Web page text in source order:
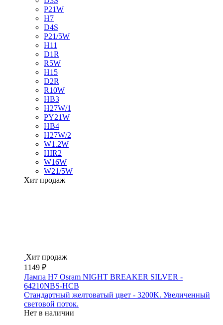
P21W
H7
D4S
P21/5W
H11
D1R
R5W
H15
D2R
R10W
HB3
H27W/1
PY21W
HB4
H27W/2
W1.2W
HIR2
W16W
W21/5W
Хит продаж
Хит продаж
1149 ₽
Лампа H7 Osram NIGHT BREAKER SILVER -
64210NBS-HCB
Стандартный желтоватый цвет - 3200K. Увеличенный
световой поток.
Нет в наличии